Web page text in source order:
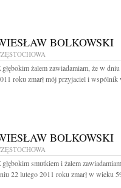
BOLKOWSKI
głębokim żalem zawiadamiam, że w
roku zmarł mój przyjaciel i wspólnik
BOLKOWSKI
głębokim smutkiem i żalem
22 lutego 2011 roku zmarł w wieku